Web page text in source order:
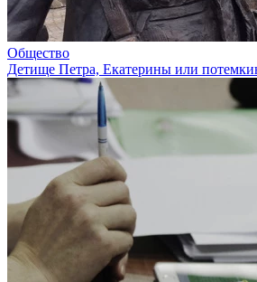
Общество
Детище Петра, Екатерины или